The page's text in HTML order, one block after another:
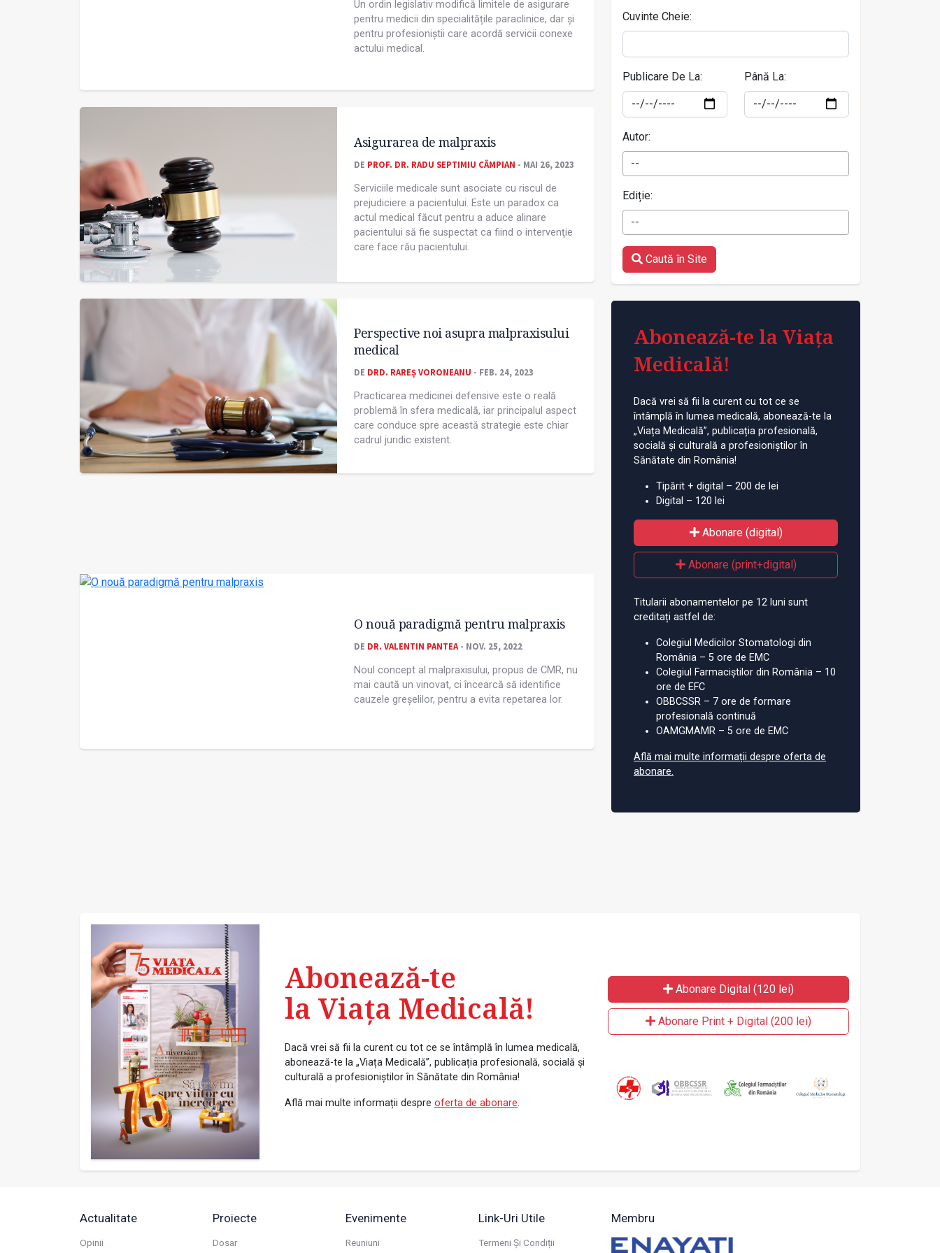
Un ordin legislativ modifică limitele de asigurare
pentru medicii din specialitățile paraclinice, dar și
pentru profesioniștii care acordă servicii conexe
actului medical.
Asigurarea de malpraxis
DE PROF. DR. RADU SEPTIMIU CÂMPIAN - MAI 26, 2023
Serviciile medicale sunt asociate cu riscul de
prejudiciere a pacientului. Este un paradox ca
actul medical făcut pentru a aduce alinare
pacientului să fie suspectat ca fiind o intervenţie
care face rău pacientului.
Perspective noi asupra malpraxisului
medical
DE DRD. RAREȘ VORONEANU - FEB. 24, 2023
Practicarea medicinei defensive este o reală
problemă în sfera medicală, iar principalul aspect
care conduce spre această strategie este chiar
cadrul juridic existent.
O nouă paradigmă pentru malpraxis
DE DR. VALENTIN PANTEA- NOV. 25, 2022
Noul concept al malpraxisului, propus de CMR, nu
mai caută un vinovat, ci încearcă să identifice
cauzele greșelilor, pentru a evita repetarea lor.
Cuvinte Cheie:
Publicare De La: Până La:
Autor:
--
Ediție:
--
Caută în Site
Abonează-te la Viața
Medicală!
Dacă vrei să fii la curent cu tot ce se
întâmplă în lumea medicală, abonează-te la
„Viața Medicală”, publicația profesională,
socială și culturală a profesioniștilor în
Sănătate din România!
Tipărit + digital – 200 de lei
Digital – 120 lei
Abonare (digital)
Abonare (print+digital)
Titularii abonamentelor pe 12 luni sunt
creditați astfel de:
Colegiul Medicilor Stomatologi din
România – 5 ore de EMC
Colegiul Farmaciștilor din România – 10
ore de EFC
OBBCSSR – 7 ore de formare
profesională continuă
OAMGMAMR – 5 ore de EMC
Află mai multe informații despre oferta de
abonare.
Abonează-te
la Viața Medicală!
Dacă vrei să fii la curent cu tot ce se întâmplă în lumea medicală,
abonează-te la „Viața Medicală”, publicația profesională, socială și
culturală a profesioniștilor în Sănătate din România!
Află mai multe informații despre oferta de abonare.
Abonare Digital (120 lei)
Abonare Print + Digital (200 lei)
Actualitate
Opinii
Proiecte
Dosar
Evenimente
Reuniuni
Link-Uri Utile
Termeni Și Condiții
Membru